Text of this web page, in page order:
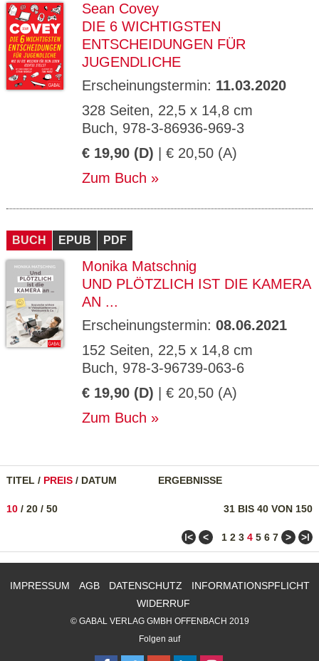
Sean Covey
DIE 6 WICHTIGSTEN
ENTSCHEIDUNGEN FÜR
JUGENDLICHE
Erscheinungstermin: 11.03.2020
328 Seiten, 22,5 x 14,8 cm
Buch, 978-3-86936-969-3
€ 19,90 (D) | € 20,50 (A)
Zum Buch
BUCH EPUB PDF
Monika Matschnig
UND PLÖTZLICH IST DIE KAMERA
AN ...
Erscheinungstermin: 08.06.2021
152 Seiten, 22,5 x 14,8 cm
Buch, 978-3-96739-063-6
€ 19,90 (D) | € 20,50 (A)
Zum Buch
TITEL / PREIS / DATUM ERGEBNISSE
31 BIS 40 VON 150
10 / 20 / 50
ǀ< < 1 2 3 4 5 6 7 > >ǀ
IMPRESSUM AGB DATENSCHUTZ
INFORMATIONSPFLICHT
WIDERRUF
© GABAL VERLAG GMBH OFFENBACH 2019
Folgen auf